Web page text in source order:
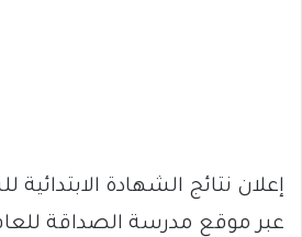
إعلان نتائج الشهادة
عبر موقع مدرسة الصداقة للعام